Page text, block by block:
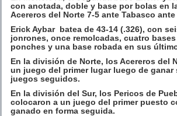
con anotada, doble y base por bolas en
Acereros del Norte 7-5 ante Tabasco
Erick Aybar batea de 43-14 (.326), con
jonrones, once remolcadas, cuatro
ponches y una base robada en sus
En la división de Norte, los Acereros del
un juego del primer lugar luego de
juegos seguidos.
En la división del Sur, los Pericos de
colocaron a un juego del primer puesto
ganado en forma seguida.